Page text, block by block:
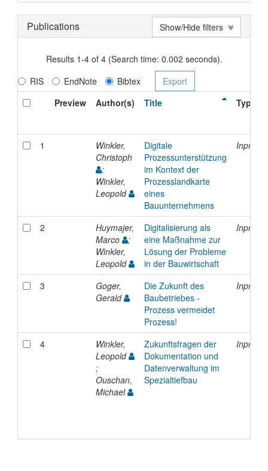
Publications
Results 1-4 of 4 (Search time: 0.002 seconds).
RIS
EndNote
Bibtex
Preview
Author(s) Title Type
1
Winkler,
Christoph
;
Winkler,
Leopold
Digitale
Prozessunterstützung
im Kontext der
Prozesslandkarte
eines
Bauunternehmens
2
Huymajer,
Marco
;
Winkler,
Leopold
Digitalisierung als
eine Maßnahme zur
Lösung der Probleme
in der Bauwirtschaft
3
Goger,
Gerald
Die Zukunft des
Baubetriebes -
Prozess vermeidet
Prozess!
4
Winkler,
Leopold
;
Ouschan,
Michael
Zukunftsfragen der
Dokumentation und
Datenverwaltung im
Spezialtiefbau